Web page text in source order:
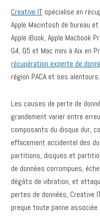
Creative IT spécialise en
Apple Macintosh de bureau
Apple iBook, Apple Macbook
G4, G5 et Mac mini à Aix en
récupération experte de
région PACA et ses alentours.
Les causes de perte de
grandement varier entre
composants du disque dur,
effacement accidentel des
partitions, disques et
de données corrompues,
dégâts de vibration, et
pertes de données, Creative
preque toute panne